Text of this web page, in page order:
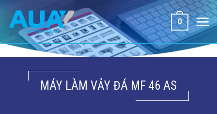
dung
0
MÁY LÀM VẢY ĐÁ MF 46 AS